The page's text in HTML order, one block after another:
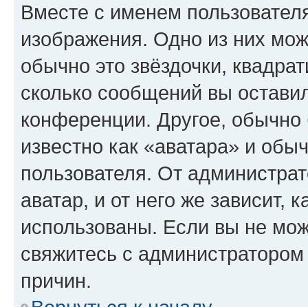
Вместе с именем
изображения. Одно из них
обычно это звёздочки,
сколько сообщений вы
конференции. Другое,
известно как «аватара» и
пользователя. От
аватар, и от него же зависит,
использованы. Если вы не
свяжитесь с
причин.